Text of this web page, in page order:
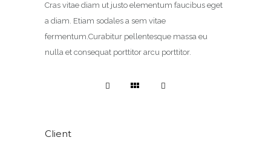
Cras vitae diam ut justo elementum faucibus eget
a diam. Etiam sodales a sem vitae
fermentum.Curabitur pellentesque massa eu
nulla et consequat porttitor arcu porttitor.
Client